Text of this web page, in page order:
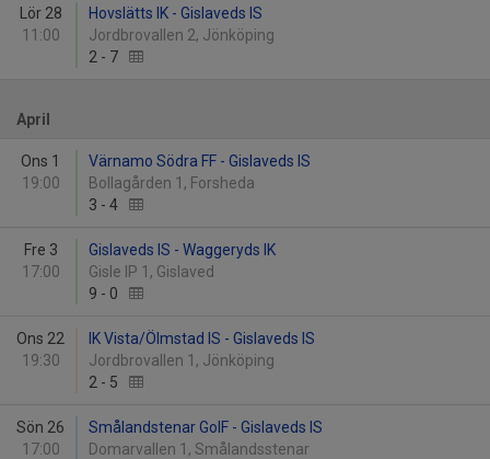
Lör 28
11:00
Hovslätts IK - Gislaveds IS
Jordbrovallen 2, Jönköping
2 - 7
April
Ons 1
19:00
Värnamo Södra FF - Gislaveds IS
Bollagården 1, Forsheda
3 - 4
Fre 3
17:00
Gislaveds IS - Waggeryds IK
Gisle IP 1, Gislaved
9 - 0
Ons 22
19:30
IK Vista/Ölmstad IS - Gislaveds IS
Jordbrovallen 1, Jönköping
2 - 5
Sön 26
17:00
Smålandstenar GoIF - Gislaveds IS
Domarvallen 1, Smålandsstenar